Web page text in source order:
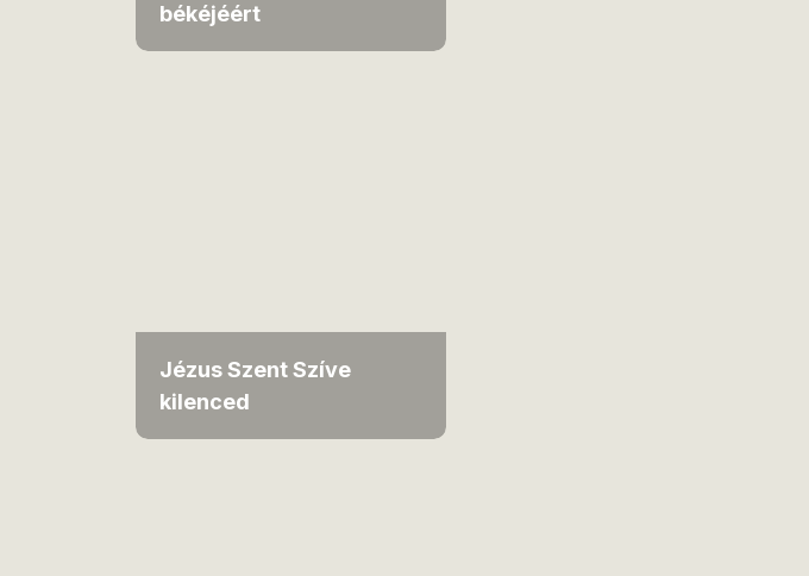
békéjéért
Jézus Szent Szíve
kilenced